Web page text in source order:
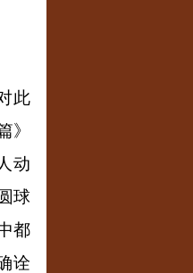
此
》
动
球
都
诠